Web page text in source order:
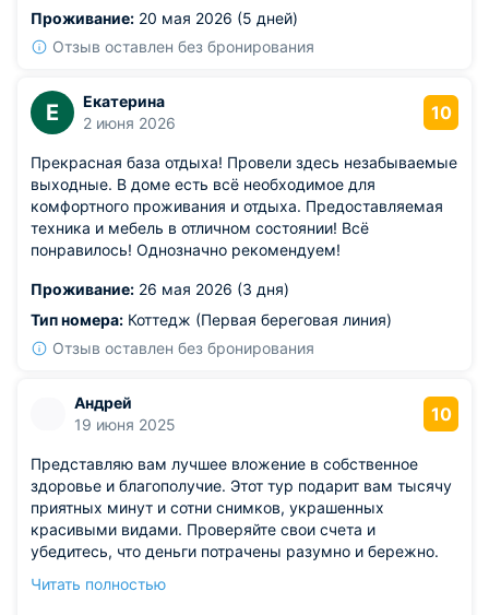
Проживание: 20 мая 2026 (5 дней)
Отзыв оставлен без бронирования
Е
Екатерина
2 июня 2026
10
Прекрасная база отдыха! Провели здесь незабываемые
выходные. В доме есть всё необходимое для
комфортного проживания и отдыха. Предоставляемая
техника и мебель в отличном состоянии! Всё
понравилось! Однозначно рекомендуем!
Проживание: 26 мая 2026 (3 дня)
Тип номера: Коттедж (Первая береговая линия)
Отзыв оставлен без бронирования
Андрей
19 июня 2025
10
Представляю вам лучшее вложение в собственное
здоровье и благополучие. Этот тур подарит вам тысячу
приятных минут и сотни снимков, украшенных
красивыми видами. Проверяйте свои счета и
убедитесь, что деньги потрачены разумно и бережно.
своём выборе, гарантия здоровья всегда рядом.
Читать полностью